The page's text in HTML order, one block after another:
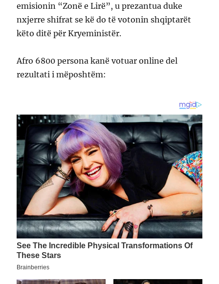
emisionin “Zonë e Lirë”, u prezantua duke
nxjerre shifrat se kë do të votonin shqiptarët
këto ditë për Kryeministër.
Afro 6800 persona kanë votuar online del
rezultati i mëposhtëm: